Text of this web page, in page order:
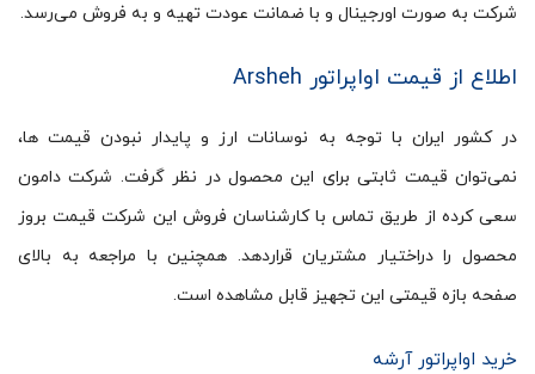
شرکت به صورت اورجینال و با ضمانت عودت تهیه و به فروش می‌رسد.
اطلاع از قیمت اواپراتور Arsheh
در کشور ایران با توجه به نوسانات ارز و پایدار نبودن قیمت ها،
نمی‌توان قیمت ثابتی برای این محصول در نظر گرفت. شرکت دامون
سعی کرده از طریق تماس با کارشناسان فروش این شرکت قیمت بروز
محصول را دراختیار مشتریان قراردهد. همچنین با مراجعه به بالای
صفحه بازه قیمتی این تجهیز قابل مشاهده است.
خرید اواپراتور آرشه